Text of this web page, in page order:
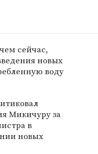
сейчас,
новых
воду
Микичуру за
в
новых